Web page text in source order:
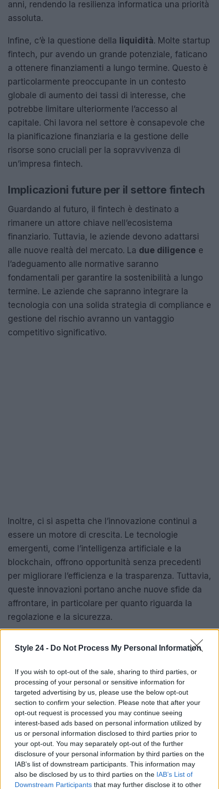
Style 24 - Do Not Process My Personal Information
If you wish to opt-out of the sale, sharing to third parties, or
processing of your personal or sensitive information for
targeted advertising by us, please use the below opt-out
section to confirm your selection. Please note that after your
opt-out request is processed you may continue seeing
interest-based ads based on personal information utilized by
us or personal information disclosed to third parties prior to
your opt-out. You may separately opt-out of the further
disclosure of your personal information by third parties on the
IAB’s list of downstream participants. This information may
also be disclosed by us to third parties on the IAB’s List of
Downstream Participants that may further disclose it to other
anni, rendendo la resilienza informatica una priorità
assoluta.
Infine, c’è la questione della liquidità. Molte startup
fintech, pur avendo un grande potenziale, faticano
a ottenere finanziamenti a lungo termine. Questo è
particolarmente preoccupante in un contesto
globale di aumento dei tassi di interesse, che
potrebbe limitare ulteriormente l’accesso al
capitale. Chi lavora nel settore è consapevole che
la pianificazione finanziaria e la gestione delle
risorse sono cruciali per la sopravvivenza di
un’impresa fintech.
Implicazioni future per il settore fintech
Guardando al futuro, il fintech è destinato a
rimanere un attore chiave nell’ecosistema
finanziario. Tuttavia, le aziende devono adattarsi
alle nuove realtà del mercato. La due diligence e
l’adeguamento alle normative saranno
fondamentali per garantire la sostenibilità a lungo
termine. Le aziende che sapranno integrare la
tecnologia con una solida strategia di compliance e
gestione del rischio avranno un vantaggio
competitivo significativo.
Inoltre, ci si aspetta che l’innovazione continui a
essere un motore di crescita. Le tecnologie
emergenti, come l’intelligenza artificiale e la
blockchain, offrono opportunità senza precedenti
per migliorare l’efficienza e la trasparenza. Tuttavia,
queste innovazioni portano anche nuove sfide da
affrontare, in particolare per quanto riguarda la
regolazione e la sicurezza.
Il settore fintech ha il potenziale per rivoluzionare il
panorama finanziario. Le aziende che sapranno
navigare con successo queste acque turbolente
definiranno il futuro del settore.
AUTORE
Staff